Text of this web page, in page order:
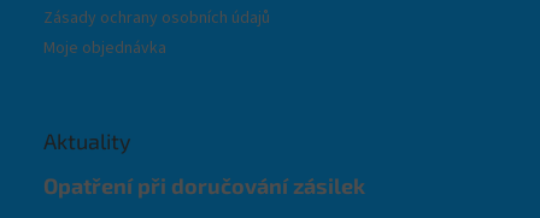
Zásady ochrany osobních údajů
Moje objednávka
Aktuality
Opatření při doručování zásilek